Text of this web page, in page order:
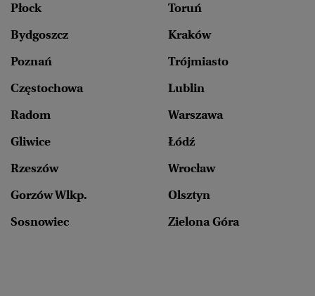
Płock
Toruń
Bydgoszcz
Kraków
Poznań
Trójmiasto
Częstochowa
Lublin
Radom
Warszawa
Gliwice
Łódź
Rzeszów
Wrocław
Gorzów Wlkp.
Olsztyn
Sosnowiec
Zielona Góra